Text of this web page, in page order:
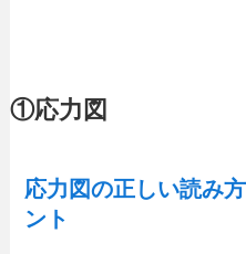
①応力図
応力図の正しい読み
ント